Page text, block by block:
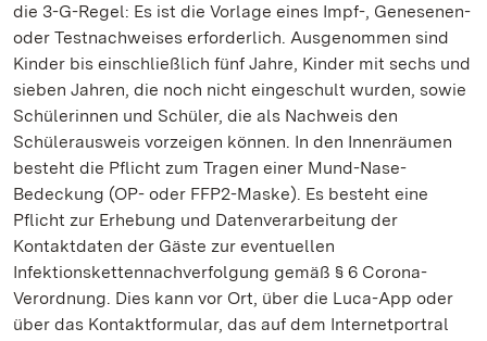
die 3-G-Regel: Es ist die Vorlage eines Impf-, Genesenen-
oder Testnachweises erforderlich. Ausgenommen sind
Kinder bis einschließlich fünf Jahre, Kinder mit sechs und
sieben Jahren, die noch nicht eingeschult wurden, sowie
Schülerinnen und Schüler, die als Nachweis den
Schülerausweis vorzeigen können. In den Innenräumen
besteht die Pflicht zum Tragen einer Mund-Nase-
Bedeckung (OP- oder FFP2-Maske). Es besteht eine
Pflicht zur Erhebung und Datenverarbeitung der
Kontaktdaten der Gäste zur eventuellen
Infektionskettennachverfolgung gemäß § 6 Corona-
Verordnung. Dies kann vor Ort, über die Luca-App oder
über das Kontaktformular, das auf dem Internetportral